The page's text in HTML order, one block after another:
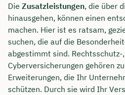
Die Zusatzleistungen, die über
hinausgehen, können einen
machen. Hier ist es ratsam,
suchen, die auf die
abgestimmt sind. Rechtsschutz-
Cyberversicherungen gehören
Erweiterungen, die Ihr
schützen. Durch sie wird Ihr